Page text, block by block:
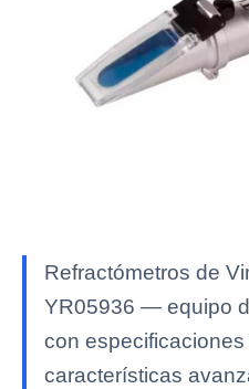
Refractómetros de
YR05936 — equipo
con especificaciones
características